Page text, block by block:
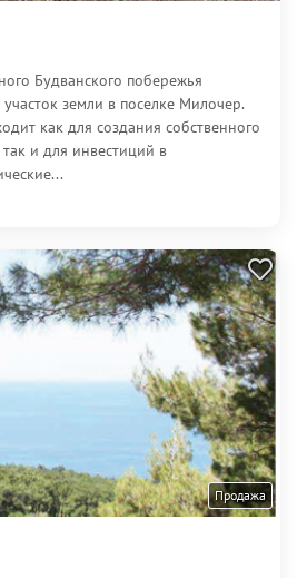
Будванского побережья
земли в поселке Милочер.
как для создания собственного
и для инвестиций в
Продажа